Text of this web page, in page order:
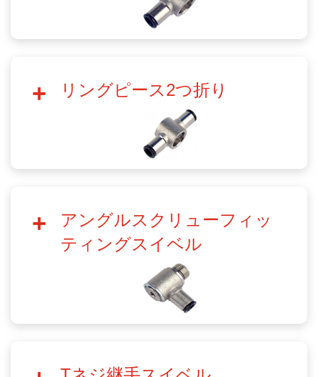
リングピース2つ折り
アングルスクリューフィッ
ティングスイベル